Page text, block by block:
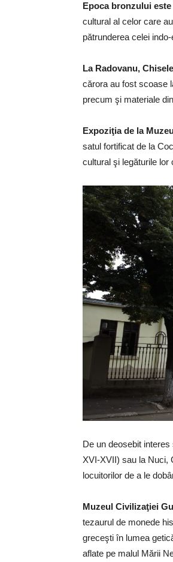
Epoca bronzului
cultural al celor care
pătrunderea celei
La Radovanu,
cărora au fost scoase
precum şi materiale
Expoziţia de la
satul fortificat de la
cultural şi legăturile lor
De un deosebit
XVI-XVII) sau la Nuci,
locuitorilor de a le
Muzeul Civilizaţiei
tezaurul de monede
greceşti în lumea
aflate pe malul Mării